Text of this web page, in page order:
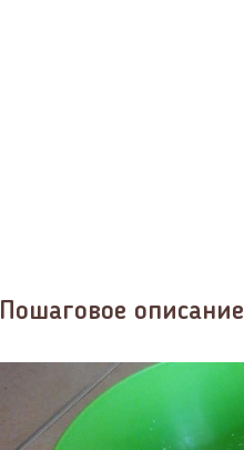
Пошаговое